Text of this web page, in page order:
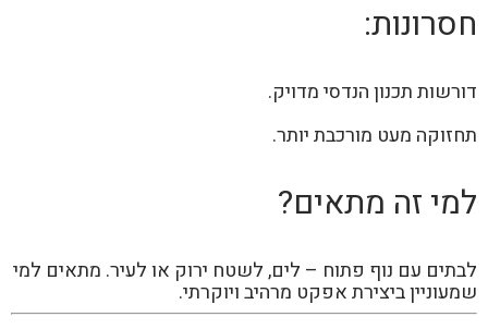
חסרונות:
דורשות תכנון הנדסי מדויק.
תחזוקה מעט מורכבת יותר.
למי זה מתאים?
לבתים עם נוף פתוח – לים, לשטח ירוק או לעיר. מתאים למי
שמעוניין ביצירת אפקט מרהיב ויוקרתי.